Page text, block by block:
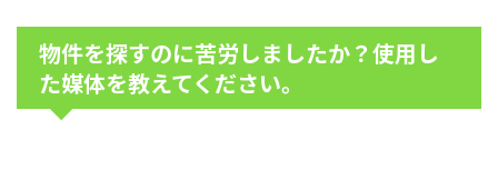
物件を探すのに苦労しましたか？使用し
た媒体を教えてください。